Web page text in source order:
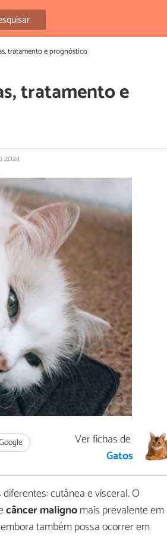
tratamento e prognóstico
tratamento e
2024
Ver fichas de
Gatos
cutânea e visceral. O
câncer malignomais prevalente em
também possa ocorrer em